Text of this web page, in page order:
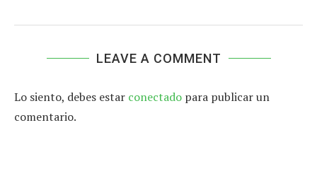
LEAVE A COMMENT
Lo siento, debes estar conectado para publicar un
comentario.